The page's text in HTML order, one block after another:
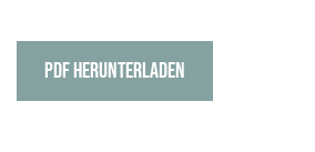
PDF HERUNTERLADEN